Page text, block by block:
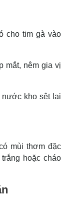
cho tim gà vào
mắt, nêm gia vị
nước kho sệt lại
mùi thơm đặc
hoặc cháo